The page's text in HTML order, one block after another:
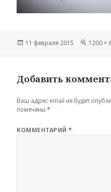
Опубликовано
11 февраля 2015
Полный
1200 ×
Добавить
Ваш адрес email не будет
помечены*
КОММЕНТАРИЙ*